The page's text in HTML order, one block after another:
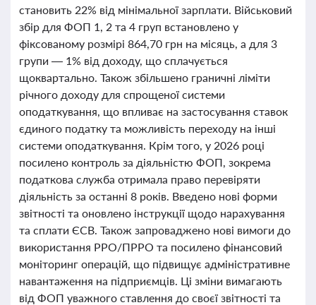
становить 22% від мінімальної зарплати. Військовий
збір для ФОП 1, 2 та 4 груп встановлено у
фіксованому розмірі 864,70 грн на місяць, а для 3
групи — 1% від доходу, що сплачується
щоквартально. Також збільшено граничні ліміти
річного доходу для спрощеної системи
оподаткування, що впливає на застосування ставок
єдиного податку та можливість переходу на інші
системи оподаткування. Крім того, у 2026 році
посилено контроль за діяльністю ФОП, зокрема
податкова служба отримала право перевіряти
діяльність за останні 8 років. Введено нові форми
звітності та оновлено інструкції щодо нарахування
та сплати ЄСВ. Також запроваджено нові вимоги до
використання РРО/ПРРО та посилено фінансовий
моніторинг операцій, що підвищує адміністративне
навантаження на підприємців. Ці зміни вимагають
від ФОП уважного ставлення до своєї звітності та